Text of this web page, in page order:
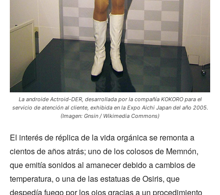
La androide Actroid-DER, desarrollada por la compañía KOKORO para el
servicio de atención al cliente, exhibida en la Expo Aichi Japan del año 2005.
(Imagen: Gnsin / Wikimedia Commons)
El interés de réplica de la vida orgánica se remonta a
cientos de años atrás; uno de los colosos de Memnón,
que emitía sonidos al amanecer debido a cambios de
temperatura, o una de las estatuas de Osiris, que
despedía fuego por los ojos gracias a un procedimiento